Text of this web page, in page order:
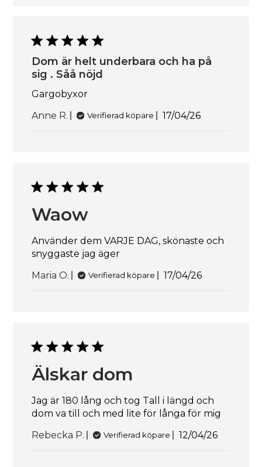
Dom är helt underbara och ha på
sig . Såå nöjd
Gargobyxor
Anne R.
Verifierad köpare 17/04/26
Waow
Använder dem VARJE DAG, skönaste och
snyggaste jag äger
Maria O.
Verifierad köpare 17/04/26
Älskar dom
Jag är 180 lång och tog Tall i längd och
dom va till och med lite för långa för mig
Rebecka P.
Verifierad köpare 12/04/26